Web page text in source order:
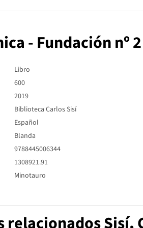
- Fundación nº 2
Libro
600
2019
Biblioteca Carlos Sisí
Español
Blanda
9788445006344
1308921.91
Minotauro
relacionados Sisí,